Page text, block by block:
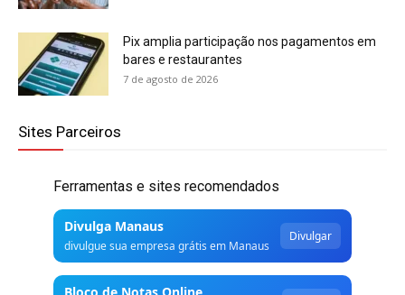
Pix amplia participação nos pagamentos em
bares e restaurantes
7 de agosto de 2026
Sites Parceiros
Ferramentas e sites recomendados
Divulga Manaus
divulgue sua empresa grátis em Manaus
Divulgar